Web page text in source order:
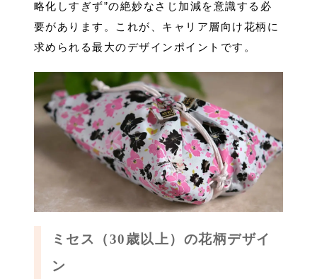
略化しすぎず”の絶妙なさじ加減を意識する必
要があります。これが、キャリア層向け花柄に
求められる最大のデザインポイントです。
ミセス（30歳以上）の花柄デザイ
ン